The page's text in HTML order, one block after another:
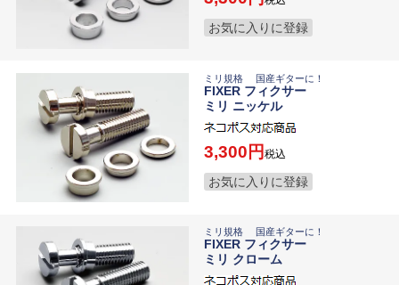
お気に入りに登録
ミリ規格 国産ギターに！
FIXER フィクサー
ミリ ニッケル
3,300 税込
お気に入りに登録
ミリ規格 国産ギターに！
FIXER フィクサー
ミリ クローム